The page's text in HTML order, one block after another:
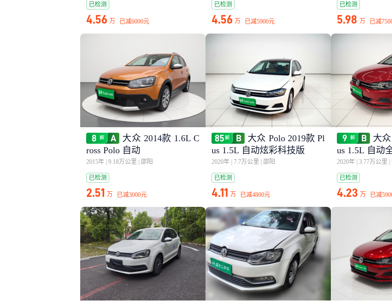
已检测
4.56 万 已减6000元
已检测
4.56 万 已减5900元
已检测
5.98 万 已减
大众 2014款 1.6L C
ross Polo 自动
2015年 9.18万公里 邵阳
已检测
2.51 万 已减3000元
大众 Polo 2019款 Pl
us 1.5L 自动炫彩科技版
2020年 7.7万公里 邵阳
已检测
4.11 万 已减4800元
大
us 1.5L 自动
2020年 3.77万公里
已检测
4.23 万 已减